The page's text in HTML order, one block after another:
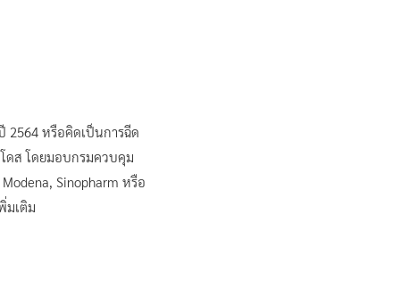
2564 หรือคิดเป็นการฉีด
ดส โดยมอบกรมควบคุม
Sinopharm หรือ
มเติม